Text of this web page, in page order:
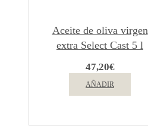
Aceite de oliva virgen
extra Select Cast 5 l
47,20€
AÑADIR